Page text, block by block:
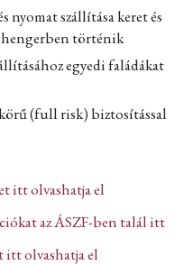
nyomat szállítása keret és
történik
egyedi faládákat
(full risk) biztosítással
itt olvashatja el
az ÁSZF-ben talál itt
olvashatja el